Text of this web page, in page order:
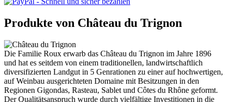
Produkte von Château du Trignon
Die Familie Roux erwarb das Château du Trignon im Jahre 1896
und hat es seitdem von einem traditionellen, landwirtschaftlich
diversifizierten Landgut in 5 Genrationen zu einer auf hochwertigen,
auf Weinbau ausgerichteten Domaine mit Besitzungen in den
Regionen Gigondas, Rasteau, Sablet und Côtes du Rhône geformt.
Der Qualitätsanspruch wurde durch vielfältige Investitionen in die